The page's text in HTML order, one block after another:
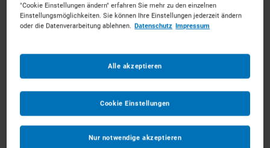
Umgehende Rückmeldung
uns das beste Angebot.
Bis zur Rechnungsstellung erhalten Sie bei
klickrent alles aus einer Hand. Dabei steht
Ihnen jederzeit ein persönlicher
"Cookie Einstellungen ändern" erfahren Sie mehr zu den einzelnen
Einstellungsmöglichkeiten. Sie können Ihre Einstellungen jederzeit ändern
oder die Datenverarbeitung ablehnen. Datenschutz Impressum
Nur notwendige akzeptieren
Alle akzeptieren
Cookie Einstellungen